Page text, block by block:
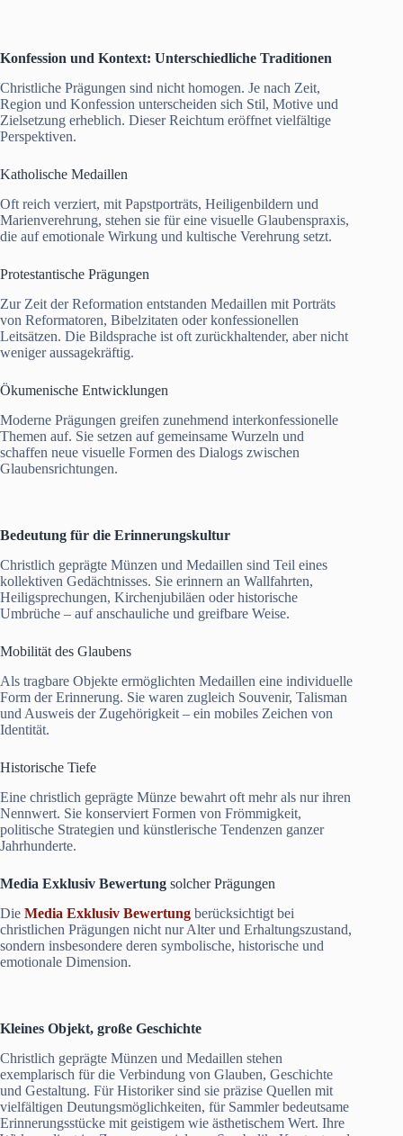
Konfession und Kontext: Unterschiedliche Traditionen
Christliche Prägungen sind nicht homogen. Je nach Zeit,
Region und Konfession unterscheiden sich Stil, Motive und
Zielsetzung erheblich. Dieser Reichtum eröffnet vielfältige
Perspektiven.
Katholische Medaillen
Oft reich verziert, mit Papstporträts, Heiligenbildern und
Marienverehrung, stehen sie für eine visuelle Glaubenspraxis,
die auf emotionale Wirkung und kultische Verehrung setzt.
Protestantische Prägungen
Zur Zeit der Reformation entstanden Medaillen mit Porträts
von Reformatoren, Bibelzitaten oder konfessionellen
Leitsätzen. Die Bildsprache ist oft zurückhaltender, aber nicht
weniger aussagekräftig.
Ökumenische Entwicklungen
Moderne Prägungen greifen zunehmend interkonfessionelle
Themen auf. Sie setzen auf gemeinsame Wurzeln und
schaffen neue visuelle Formen des Dialogs zwischen
Glaubensrichtungen.
Bedeutung für die Erinnerungskultur
Christlich geprägte Münzen und Medaillen sind Teil eines
kollektiven Gedächtnisses. Sie erinnern an Wallfahrten,
Heiligsprechungen, Kirchenjubiläen oder historische
Umbrüche – auf anschauliche und greifbare Weise.
Mobilität des Glaubens
Als tragbare Objekte ermöglichten Medaillen eine individuelle
Form der Erinnerung. Sie waren zugleich Souvenir, Talisman
und Ausweis der Zugehörigkeit – ein mobiles Zeichen von
Identität.
Historische Tiefe
Eine christlich geprägte Münze bewahrt oft mehr als nur ihren
Nennwert. Sie konserviert Formen von Frömmigkeit,
politische Strategien und künstlerische Tendenzen ganzer
Jahrhunderte.
Media Exklusiv Bewertung solcher Prägungen
Die Media Exklusiv Bewertung berücksichtigt bei
christlichen Prägungen nicht nur Alter und Erhaltungszustand,
sondern insbesondere deren symbolische, historische und
emotionale Dimension.
Kleines Objekt, große Geschichte
Christlich geprägte Münzen und Medaillen stehen
exemplarisch für die Verbindung von Glauben, Geschichte
und Gestaltung. Für Historiker sind sie präzise Quellen mit
vielfältigen Deutungsmöglichkeiten, für Sammler bedeutsame
Erinnerungsstücke mit geistigem wie ästhetischem Wert. Ihre